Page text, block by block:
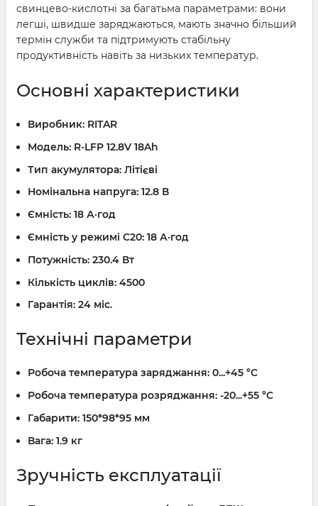
свинцево-кислотні за багатьма параметрами: вони
легші, швидше заряджаються, мають значно більший
термін служби та підтримують стабільну
продуктивність навіть за низьких температур.
Основні характеристики
Виробник: RITAR
Модель: R-LFP 12.8V 18Ah
Тип акумулятора: Літієві
Номінальна напруга: 12.8 В
Ємність: 18 А·год
Ємність у режимі C20: 18 А·год
Потужність: 230.4 Вт
Кількість циклів: 4500
Гарантія: 24 міс.
Технічні параметри
Робоча температура заряджання: 0...+45 °C
Робоча температура розряджання: -20...+55 °C
Габарити: 150*98*95 мм
Вага: 1.9 кг
Зручність експлуатації